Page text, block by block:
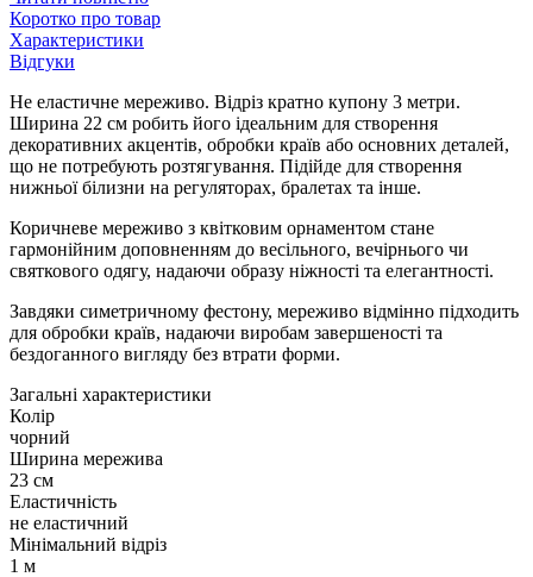
Коротко про товар
Характеристики
Відгуки
Не еластичне мереживо. Відріз кратно купону 3 метри.
Ширина 22 см робить його ідеальним для створення
декоративних акцентів, обробки країв або основних деталей,
що не потребують розтягування. Підійде для створення
нижньої білизни на регуляторах, бралетах та інше.
Коричневе мереживо з квітковим орнаментом стане
гармонійним доповненням до весільного, вечірнього чи
святкового одягу, надаючи образу ніжності та елегантності.
Завдяки симетричному фестону, мереживо відмінно підходить
для обробки країв, надаючи виробам завершеності та
бездоганного вигляду без втрати форми.
Загальні характеристики
Колір
чорний
Ширина мережива
23 см
Еластичність
не еластичний
Мінімальний відріз
1 м